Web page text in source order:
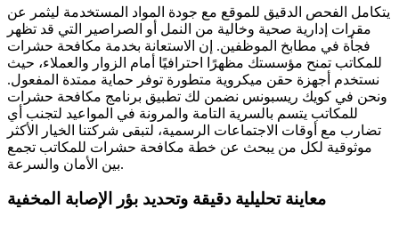
يتكامل الفحص الدقيق للموقع مع جودة المواد المستخدمة ليثمر عن
مقرات إدارية صحية وخالية من النمل أو الصراصير التي قد تظهر
فجأة في مطابخ الموظفين. إن الاستعانة بخدمة مكافحة حشرات
للمكاتب تمنح مؤسستك مظهرًا احترافيًا أمام الزوار والعملاء، حيث
نستخدم أجهزة حقن ميكروية متطورة توفر حماية ممتدة المفعول.
ونحن في كويك ريسبونس نضمن لك تطبيق برنامج مكافحة حشرات
للمكاتب يتسم بالسرية التامة والمرونة في المواعيد لتجنب أي
تضارب مع أوقات الاجتماعات الرسمية، لتبقى شركتنا الخيار الأكثر
موثوقية لكل من يبحث عن خطة مكافحة حشرات للمكاتب تجمع
بين الأمان والسرعة.
معاينة تحليلية دقيقة وتحديد بؤر الإصابة المخفية